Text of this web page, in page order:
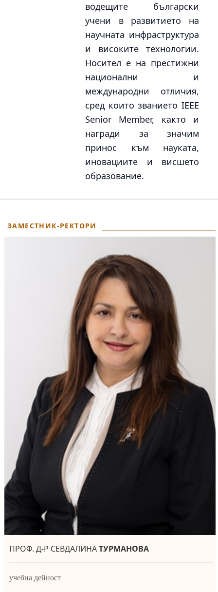
водещите български
учени в развитието на
научната инфраструктура
и високите технологии.
Носител е на престижни
национални и
международни отличия,
сред които званието IEEE
Senior Member, както и
награди за значим
принос към науката,
иновациите и висшето
образование.
ЗАМЕСТНИК-РЕКТОРИ
ПРОФ. Д-Р СЕВДАЛИНАТУРМАНОВА
учебна дейност